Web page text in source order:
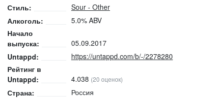
Стиль:
Sour - Other
Алкоголь:
5.0% ABV
Начало
выпуска:
05.09.2017
Untappd:
https://untappd.com/b/-/2278280
Рейтинг в
Untappd:
4.038 (20 оценок)
Страна: Россия